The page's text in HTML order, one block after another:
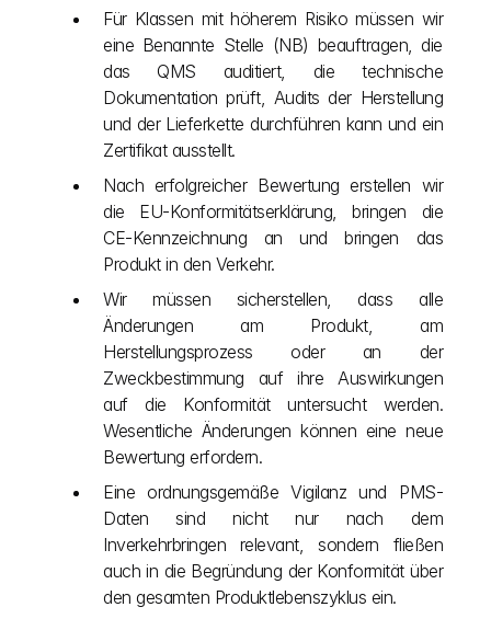
Für Klassen mit höherem Risiko müssen wir
eine Benannte Stelle (NB) beauftragen, die
das QMS auditiert, die technische
Dokumentation prüft, Audits der Herstellung
und der Lieferkette durchführen kann und ein
Zertifikat ausstellt.
Nach erfolgreicher Bewertung erstellen wir
die EU-Konformitätserklärung, bringen die
CE-Kennzeichnung an und bringen das
Produkt in den Verkehr.
Wir müssen sicherstellen, dass alle
Änderungen am Produkt, am
Herstellungsprozess oder an der
Zweckbestimmung auf ihre Auswirkungen
auf die Konformität untersucht werden.
Wesentliche Änderungen können eine neue
Bewertung erfordern.
Eine ordnungsgemäße Vigilanz und PMS-
Daten sind nicht nur nach dem
Inverkehrbringen relevant, sondern fließen
auch in die Begründung der Konformität über
den gesamten Produktlebenszyklus ein.